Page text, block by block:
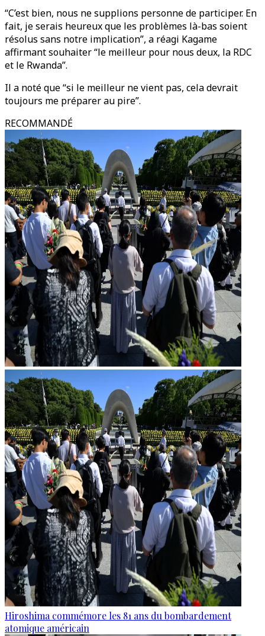
“C’est bien, nous ne supplions personne de participer. En
fait, je serais heureux que les problèmes là-bas soient
résolus sans notre implication”, a réagi Kagame
affirmant souhaiter “le meilleur pour nous deux, la RDC
et le Rwanda”.
Il a noté que “si le meilleur ne vient pas, cela devrait
toujours me préparer au pire”.
RECOMMANDÉ
Hiroshima commémore les 81 ans du bombardement
atomique américain